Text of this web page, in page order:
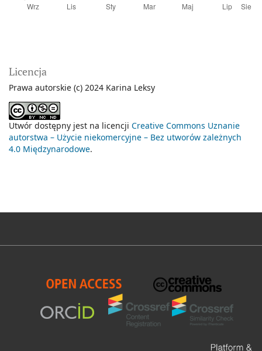
Licencja
Prawa autorskie (c) 2024 Karina Leksy
Utwór dostępny jest na licencji Creative Commons Uznanie
autorstwa – Użycie niekomercyjne – Bez utworów zależnych
4.0 Międzynarodowe.